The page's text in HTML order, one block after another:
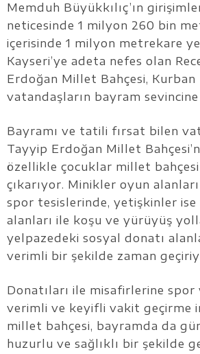
Memduh Büyükkılıç’ın
neticesinde 1 milyon 260 bin
içerisinde 1 milyon metrekare
Kayseri’ye adeta nefes olan
Erdoğan Millet Bahçesi, Kurban
vatandaşların bayram
Bayramı ve tatili fırsat bilen
Tayyip Erdoğan Millet
özellikle çocuklar millet
çıkarıyor. Minikler oyun
spor tesislerinde, yetişkinler ise
alanları ile koşu ve yürüyüş
yelpazedeki sosyal donatı
verimli bir şekilde zaman
Donatıları ile misafirlerine spor
verimli ve keyifli vakit geçirme
millet bahçesi, bayramda da
huzurlu ve sağlıklı bir şekilde